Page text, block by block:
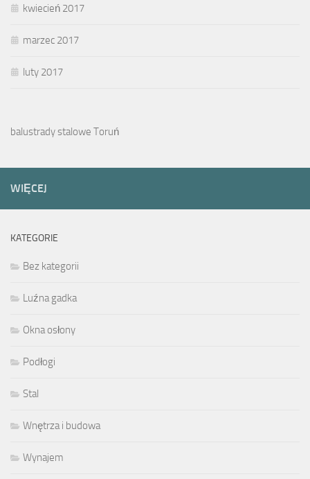
kwiecień 2017
marzec 2017
luty 2017
balustrady stalowe Toruń
WIĘCEJ
KATEGORIE
Bez kategorii
Luźna gadka
Okna osłony
Podłogi
Stal
Wnętrza i budowa
Wynajem